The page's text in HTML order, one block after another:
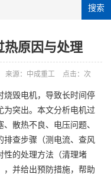
搜索
原因与处理
来源：中成重工 点击： 次
烧毁电机，导致长时间停
突出。本文分析电机过
散热不良、电压问题、
排查步骤（测电流、查风
性的处理方法（清理堵
并给出预防措施，帮助